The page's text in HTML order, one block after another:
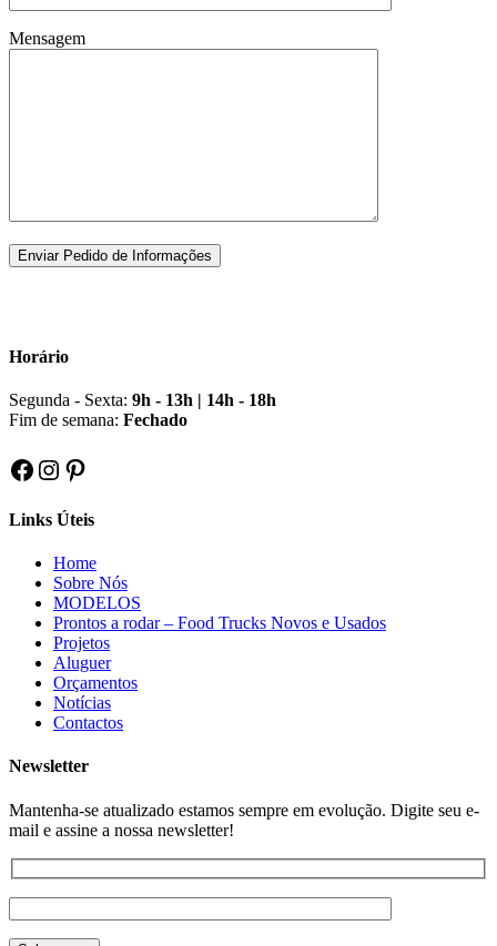
Mensagem
Horário
Segunda - Sexta: 9h - 13h | 14h - 18h
Fim de semana: Fechado
Facebook
Instagram
Pinterest
Links Úteis
Home
Sobre Nós
MODELOS
Prontos a rodar – Food Trucks Novos e Usados
Projetos
Aluguer
Orçamentos
Notícias
Contactos
Newsletter
Mantenha-se atualizado estamos sempre em evolução. Digite seu e-
mail e assine a nossa newsletter!